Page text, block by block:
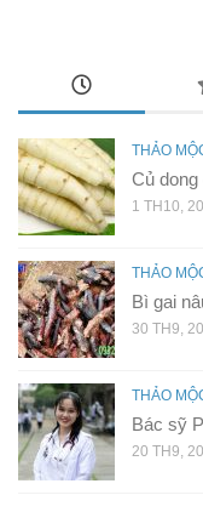
THẢO
Củ
1 TH10,
THẢO
Bì gai
30 TH9,
THẢO
Bác sỹ
20 TH9,